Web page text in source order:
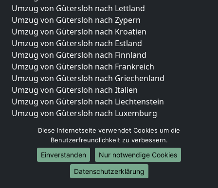
Umzug von Gütersloh nach Lettland
Umzug von Gütersloh nach Zypern
Umzug von Gütersloh nach Kroatien
Umzug von Gütersloh nach Estland
Umzug von Gütersloh nach Finnland
Umzug von Gütersloh nach Frankreich
Umzug von Gütersloh nach Griechenland
Umzug von Gütersloh nach Italien
Umzug von Gütersloh nach Liechtenstein
Umzug von Gütersloh nach Luxemburg
Umzug von Gütersloh nach Norwegen
Umzüge-Deutschlandweit
Umzug von Gütersloh nach Berlin
Diese Internetseite verwendet Cookies um die
Benutzerfreundlichkeit zu verbessern.
Einverstanden
Nur notwendige Cookies
Datenschutzerklärung